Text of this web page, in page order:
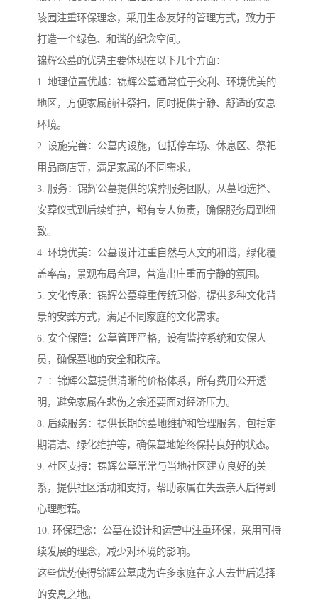
陵园注重环保理念，采用生态友好的管理方式，致力于
打造一个绿色、和谐的纪念空间。
锦辉公墓的优势主要体现在以下几个方面：
1. 地理位置优越：锦辉公墓通常位于交利、环境优美的
地区，方便家属前往祭扫，同时提供宁静、舒适的安息
环境。
2. 设施完善：公墓内设施，包括停车场、休息区、祭祀
用品商店等，满足家属的不同需求。
3. 服务：锦辉公墓提供的殡葬服务团队，从墓地选择、
安葬仪式到后续维护，都有专人负责，确保服务周到细
致。
4. 环境优美：公墓设计注重自然与人文的和谐，绿化覆
盖率高，景观布局合理，营造出庄重而宁静的氛围。
5. 文化传承：锦辉公墓尊重传统习俗，提供多种文化背
景的安葬方式，满足不同家庭的文化需求。
6. 安全保障：公墓管理严格，设有监控系统和安保人
员，确保墓地的安全和秩序。
7. ：锦辉公墓提供清晰的价格体系，所有费用公开透
明，避免家属在悲伤之余还要面对经济压力。
8. 后续服务：提供长期的墓地维护和管理服务，包括定
期清洁、绿化维护等，确保墓地始终保持良好的状态。
9. 社区支持：锦辉公墓常常与当地社区建立良好的关
系，提供社区活动和支持，帮助家属在失去亲人后得到
心理慰藉。
10. 环保理念：公墓在设计和运营中注重环保，采用可持
续发展的理念，减少对环境的影响。
这些优势使得锦辉公墓成为许多家庭在亲人去世后选择
的安息之地。